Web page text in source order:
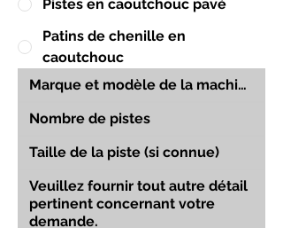
Pistes en caoutchouc pavé
Patins de chenille en
caoutchouc